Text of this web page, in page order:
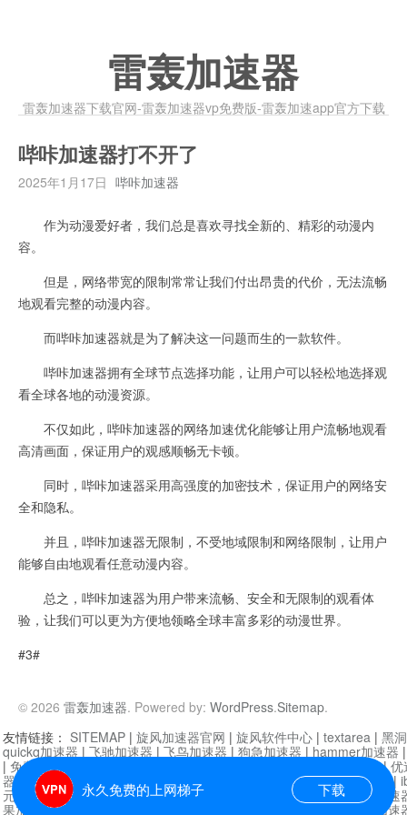
雷轰加速器
雷轰加速器下载官网-雷轰加速器vp免费版-雷轰加速app官方下载
哔咔加速器打不开了
2025年1月17日 哔咔加速器
作为动漫爱好者，我们总是喜欢寻找全新的、精彩的动漫内
容。
但是，网络带宽的限制常常让我们付出昂贵的代价，无法流畅
地观看完整的动漫内容。
而哔咔加速器就是为了解决这一问题而生的一款软件。
哔咔加速器拥有全球节点选择功能，让用户可以轻松地选择观
看全球各地的动漫资源。
不仅如此，哔咔加速器的网络加速优化能够让用户流畅地观看
高清画面，保证用户的观感顺畅无卡顿。
同时，哔咔加速器采用高强度的加密技术，保证用户的网络安
全和隐私。
并且，哔咔加速器无限制，不受地域限制和网络限制，让用户
能够自由地观看任意动漫内容。
总之，哔咔加速器为用户带来流畅、安全和无限制的观看体
验，让我们可以更为方便地领略全球丰富多彩的动漫世界。
#3#
© 2026 雷轰加速器. Powered by: WordPress.Sitemap.
永久免费的上网梯子 下载
友情链接： SITEMAP | 旋风加速器官网 | 旋风软件中心 | textarea | 黑
quickq加速器 | 飞驰加速器 | 飞鸟加速器 | 狗急加速器 | hammer加速器
| 免费vqn加速外网 迷雾通|优
器| 快柠檬加速器 |黑洞加速 |falemon 快橙加速器|anycast加速器 |
元机场加速器 |一元机场|老王加速器 | 白石山|
小牛加速
果加速器|黑洞加速 芒果加速